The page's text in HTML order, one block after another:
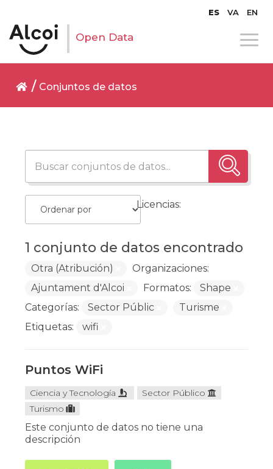
ES VA EN
Open Data
Conjuntos de datos
1 conjunto de datos encontrado
Licencias:
Otra (Atribución)
Organizaciones:
Ajuntament d'Alcoi
Formatos:
Shape
Categorías:
Sector Públic
Turisme
Etiquetas:
wifi
Puntos WiFi
Ciencia y Tecnología
Sector Público
Turismo
Este conjunto de datos no tiene una
descripción